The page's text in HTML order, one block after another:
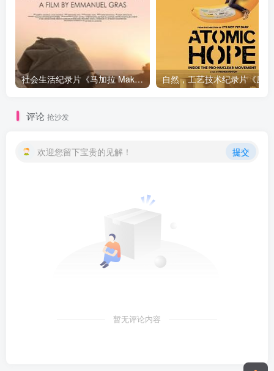
社会生活纪录片《马加拉 Makala》下载
评论 抢沙发
欢迎您留下宝贵的见解！ 提交
暂无评论内容